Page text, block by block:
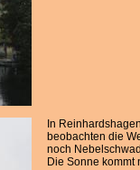
In
beobachten die
noch
Die Sonne kommt